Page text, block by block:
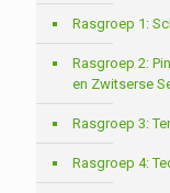
Rasgroep 1:
Rasgroep 2:
en Zwitserse
Rasgroep 3:
Rasgroep 4: